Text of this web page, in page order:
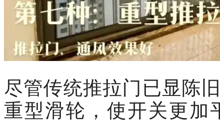
尽管传统推拉门已显陈
重型滑轮，使开关更加